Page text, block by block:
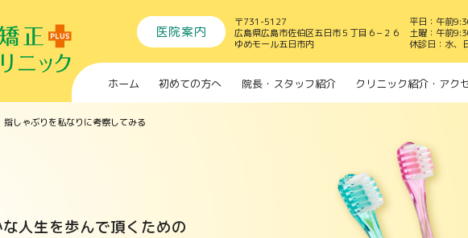
医院案内
〒731-5127
広島県広島市佐伯区五日市５丁目６−２６
ゆめモール五日市内
平日：午前
土曜：午前
休診日：水、
ホーム 初めての方へ 院長・スタッフ紹介 クリニック紹介・アク
指しゃぶりを私なりに考察してみる
人生を歩んで頂くための